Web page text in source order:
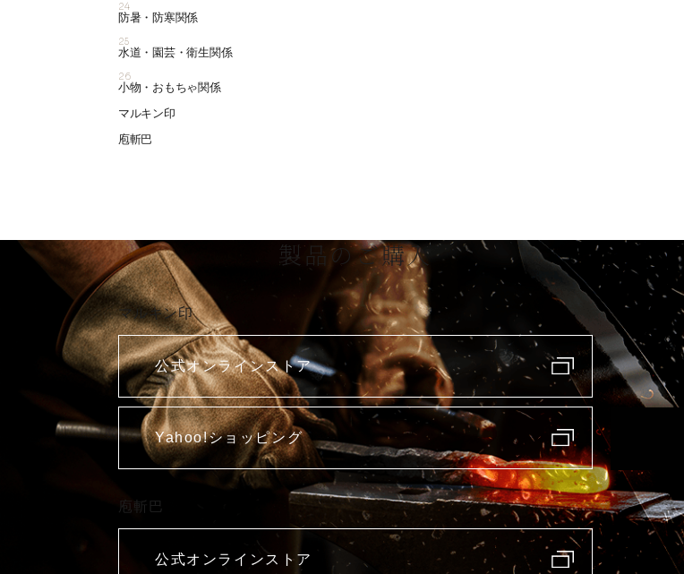
24
防暑・防寒関係
25
水道・園芸・衛生関係
26
小物・おもちゃ関係
マルキン印
庖斬巴
製品のご購入
マルキン印
公式オンラインストア
Yahoo!ショッピング
庖斬巴
公式オンラインストア